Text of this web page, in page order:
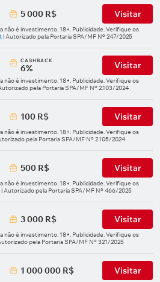
5 000 R$ Visitar
não é investimento. 18+. Publicidade. Verifique os
| Autorizado pela Portaria SPA/MF Nº 247/2025
СASHBACK
6% Visitar
não é investimento. 18+. Publicidade. Verifique os
pela Portaria SPA/MF Nº 2.103/2024
100 R$ Visitar
não é investimento. 18+. Publicidade. Verifique os
pela Portaria SPA/MF Nº 2.105/2024
500 R$ Visitar
não é investimento. 18+. Publicidade. Verifique os
| Autorizado pela Portaria SPA/MF Nº 466/2025
3 000 R$ Visitar
não é investimento. 18+. Publicidade. Verifique os
pela Portaria SPA/MF Nº 321/2025
1 000 000 R$ Visitar